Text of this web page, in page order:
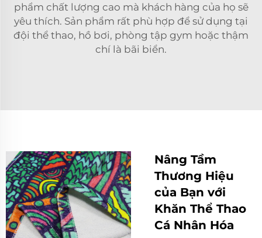
phẩm chất lượng cao mà khách hàng của họ sẽ
yêu thích. Sản phẩm rất phù hợp để sử dụng tại
đội thể thao, hồ bơi, phòng tập gym hoặc thậm
chí là bãi biển.
Nâng Tầm
Thương Hiệu
của Bạn với
Khăn Thể Thao
Cá Nhân Hóa